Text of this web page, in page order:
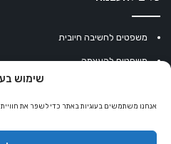
שימוש
אנחנו משתמשים בעוגיות באתר כדי לשפר את
משפטים לחשיבה חיובית
משפטים להעצמה
מחשבון נומרולוגיה
קריסטלים למזלות